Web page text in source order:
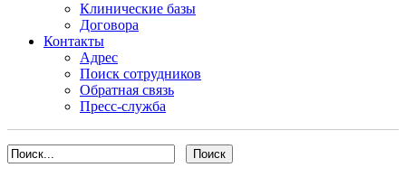
Клинические базы
Договора
Контакты
Адрес
Поиск сотрудников
Обратная связь
Пресс-служба